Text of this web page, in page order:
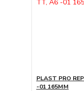
PLAST PRO
-01 165MM